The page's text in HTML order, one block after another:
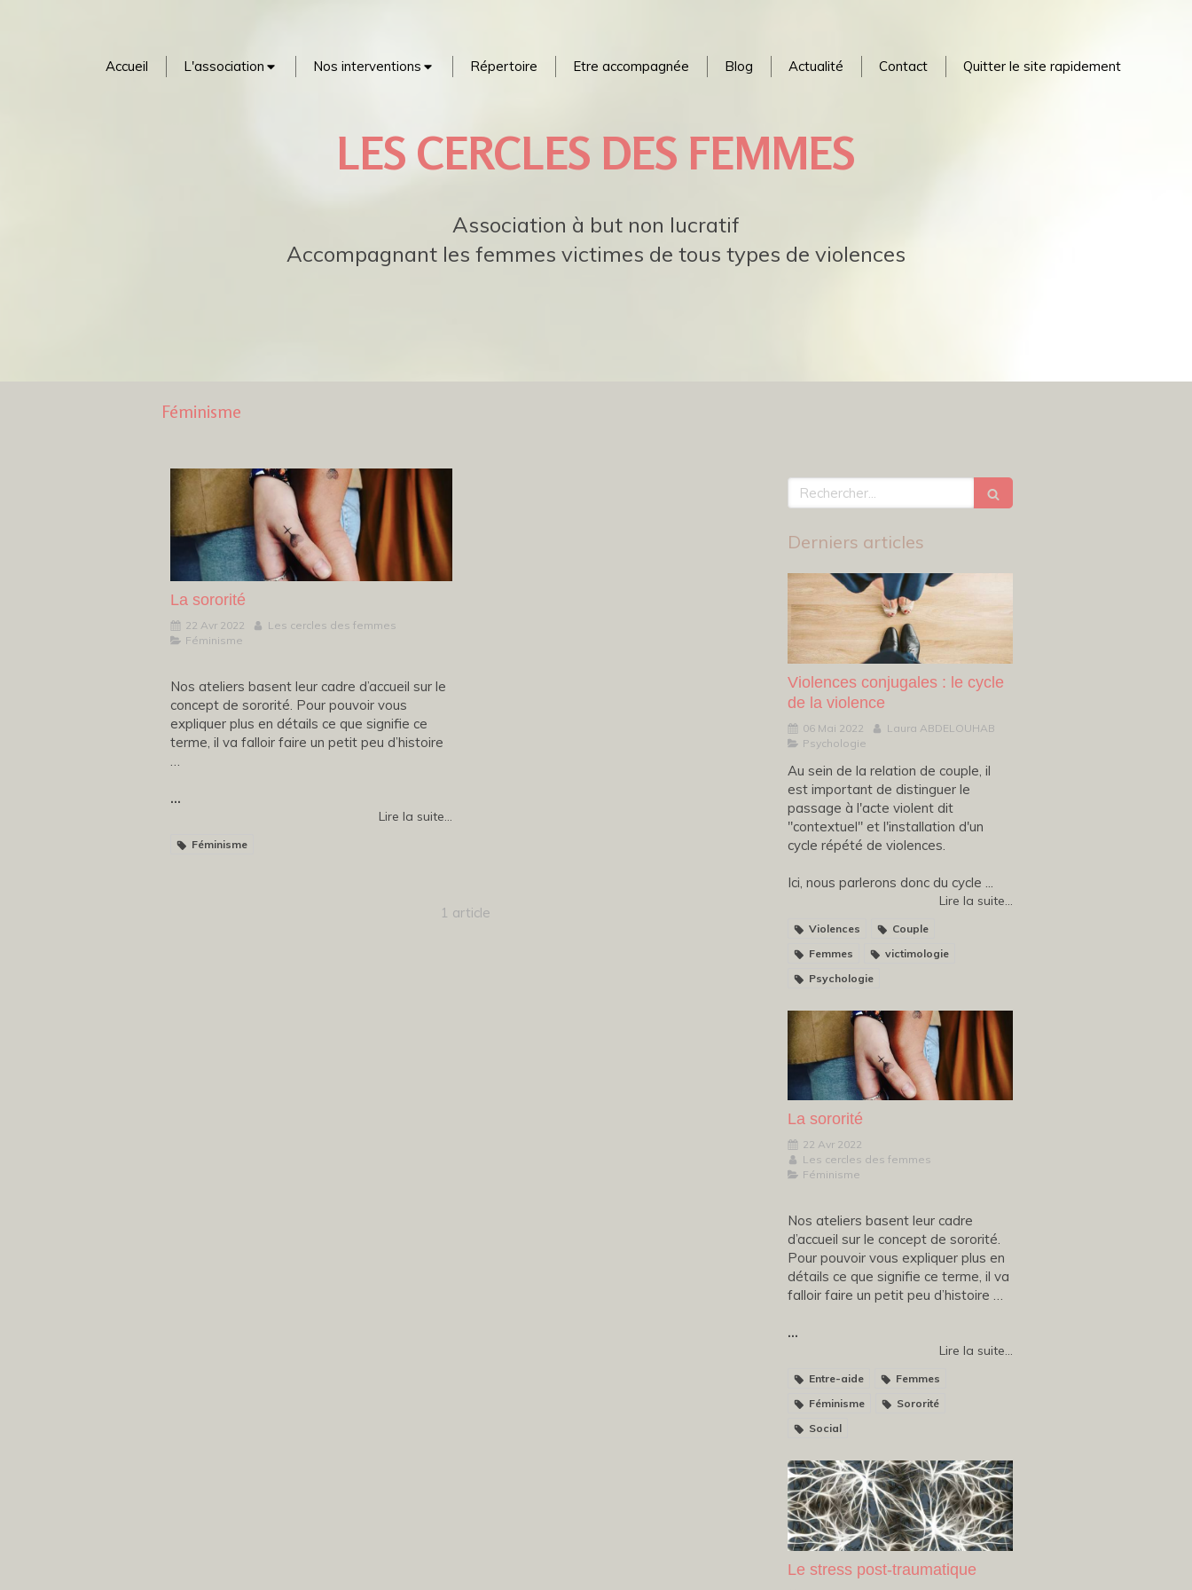
Accueil L'association Nos interventions Répertoire Etre accompagnée Blog Actualité Contact Quitter le site rapidement
LES CERCLES DES FEMMES
Association à but non lucratif
Accompagnant les femmes victimes de tous types de violences
Féminisme
La sororité
22 Avr 2022
Les cercles des femmes
Féminisme
Nos ateliers basent leur cadre d’accueil sur le
concept de sororité. Pour pouvoir vous
expliquer plus en détails ce que signifie ce
terme, il va falloir faire un petit peu d’histoire
…
...
Lire la suite...
Féminisme
1 article
Rechercher
Derniers articles
Violences conjugales : le cycle
de la violence
06 Mai 2022
Laura ABDELOUHAB
Psychologie
Au sein de la relation de couple, il
est important de distinguer le
passage à l'acte violent dit
"contextuel" et l'installation d'un
cycle répété de violences.
Ici, nous parlerons donc du cycle ...
Lire la suite...
Violences
Couple
Femmes
victimologie
Psychologie
La sororité
22 Avr 2022
Les cercles des femmes
Féminisme
Nos ateliers basent leur cadre
d’accueil sur le concept de sororité.
Pour pouvoir vous expliquer plus en
détails ce que signifie ce terme, il va
falloir faire un petit peu d’histoire …
...
Lire la suite...
Entre-aide
Femmes
Féminisme
Sororité
Social
Le stress post-traumatique